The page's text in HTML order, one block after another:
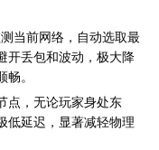
当前网络，自动选取最
开丢包和波动，极大降
。
点，无论玩家身处东
低延迟，显著减轻物理